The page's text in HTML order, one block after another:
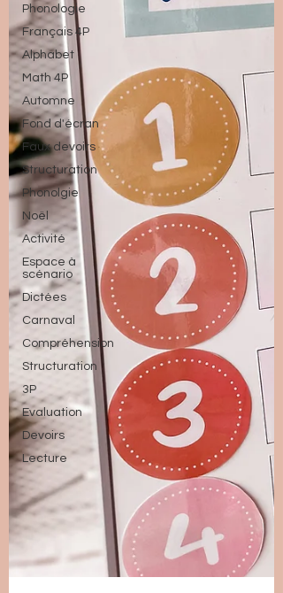
Phonologie
Français 4P
Alphabet
Math 4P
Automne
Fond d'écran
Faux devoirs
Structuration
Phonolgie
Noël
Activité
Espace à
scénario
Dictées
Carnaval
Compréhension
Structuration
3P
Evaluation
Devoirs
Lecture